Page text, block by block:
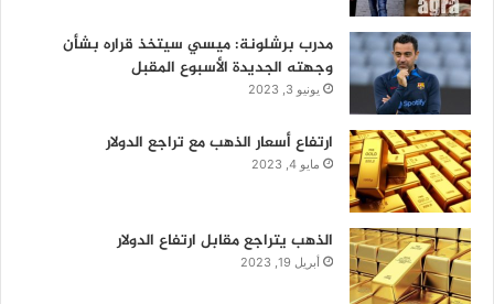
مدرب برشلونة: ميسي سيتخذ قراره بشأن
وجهته الجديدة الأسبوع المقبل
يونيو 3, 2023
ارتفاع أسعار الذهب مع تراجع الدولار
مايو 4, 2023
الذهب يتراجع مقابل ارتفاع الدولار
أبريل 19, 2023